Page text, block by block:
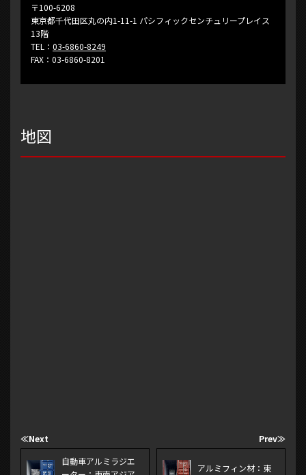
〒100-6208
東京都千代田区丸の内1-11-1 パシフィックセンチュリープレイス
13階
TEL： 03-6860-8249
FAX：03-6860-8201
地図
≪Next
自動車アルミラジエ
Prev≫
アルミフィン材：東